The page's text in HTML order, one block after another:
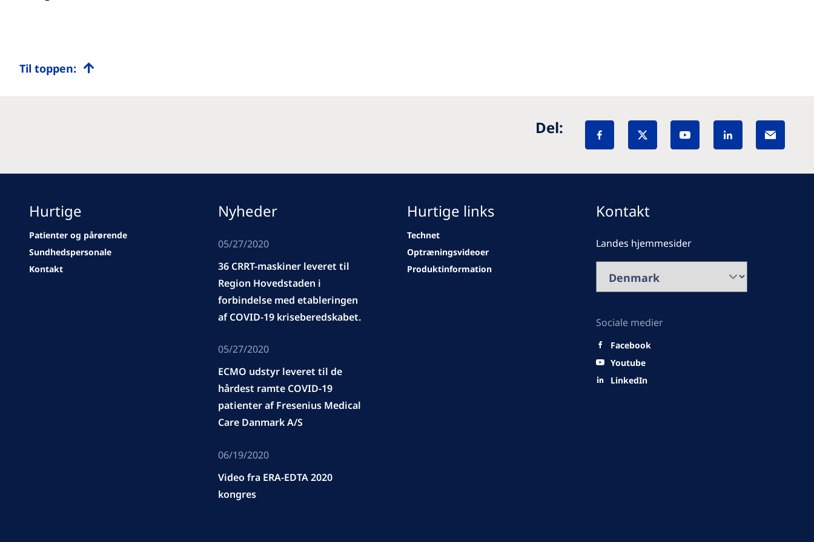
Til toppen:
Del:
Hurtige
Patienter og pårørende
Sundhedspersonale
Kontakt
Nyheder
05/27/2020
36 CRRT-maskiner leveret til
Region Hovedstaden i
forbindelse med etableringen
af COVID-19 kriseberedskabet.
05/27/2020
ECMO udstyr leveret til de
hårdest ramte COVID-19
patienter af Fresenius Medical
Care Danmark A/S
06/19/2020
Video fra ERA-EDTA 2020
kongres
Hurtige links
Technet
Optræningsvideoer
Produktinformation
Kontakt
Landes hjemmesider
Sociale medier
Facebook
Youtube
LinkedIn